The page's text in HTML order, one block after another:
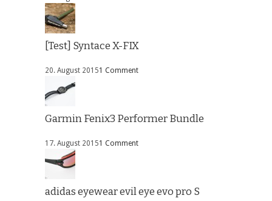
[Test] Syntace X-FIX
20. August 20151 Comment
Garmin Fenix3 Performer Bundle
17. August 20151 Comment
adidas eyewear evil eye evo pro S